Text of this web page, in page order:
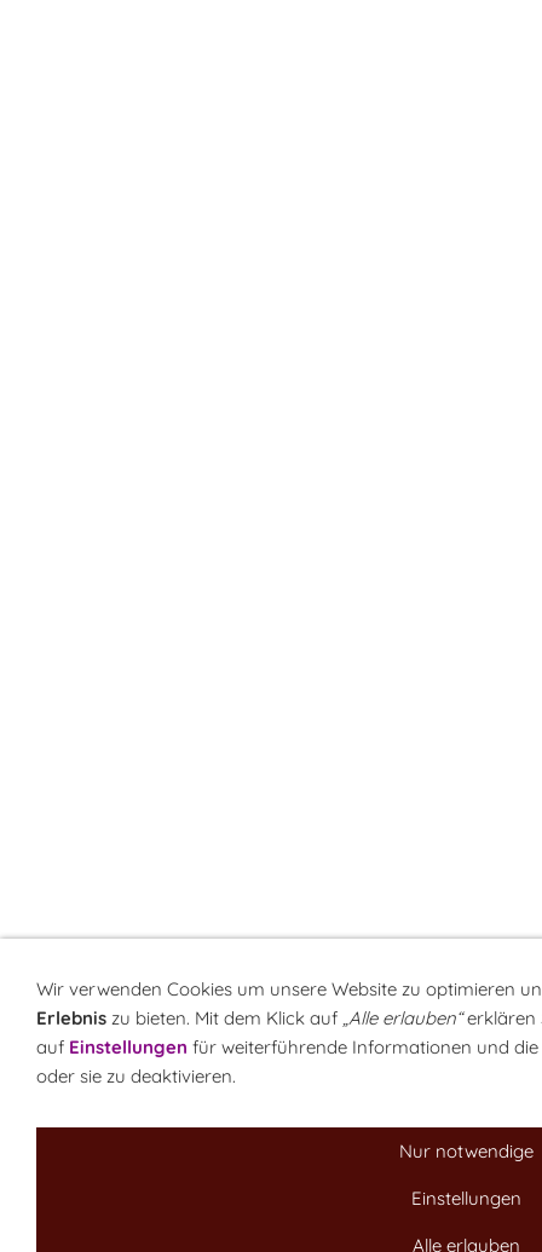
Wir verwenden Cookies um unsere Website zu optimieren
Erlebnis zu bieten. Mit dem Klick auf „Alle erlauben“erklären
auf Einstellungen für weiterführende Informationen und die
oder sie zu deaktivieren.
Nur notwendige
Einstellungen
Alle erlauben